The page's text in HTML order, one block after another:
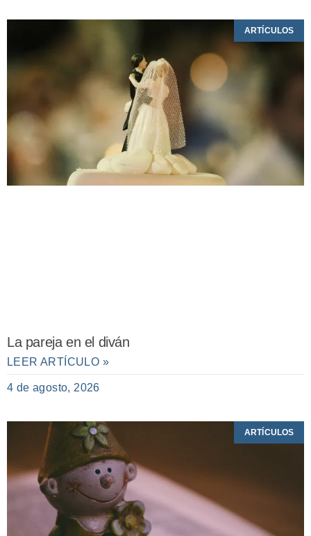
ARTÍCULOS
La pareja en el diván
LEER ARTÍCULO »
4 de agosto, 2026
ARTÍCULOS